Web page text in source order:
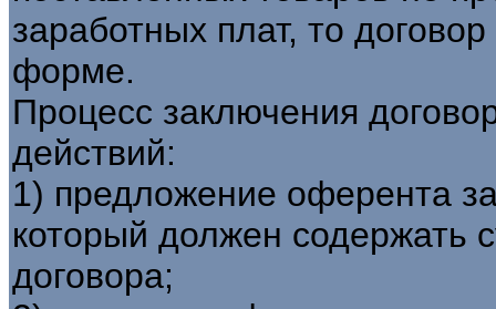
заработных плат, то
форме.
Процесс заключения
действий:
1) предложение оферента
который должен содержать
договора;